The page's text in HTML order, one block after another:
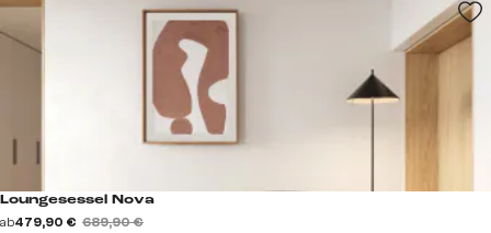
Loungesessel Nova
ab479,90 € 689,90 €